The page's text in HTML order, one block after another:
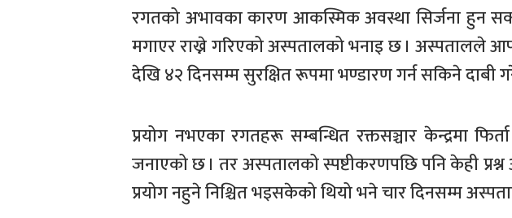
रगतको अभावका कारण आकस्मिक अवस्था सिर्जना हुन
मगाएर राख्ने गरिएको अस्पतालको भनाइ छ । अस्पतालले
देखि ४२ दिनसम्म सुरक्षित रूपमा भण्डारण गर्न सकिने दाबी
प्रयोग नभएका रगतहरू सम्बन्धित रक्तसञ्चार केन्द्रमा
जनाएको छ । तर अस्पतालको स्पष्टीकरणपछि पनि केही
प्रयोग नहुने निश्चित भइसकेको थियो भने चार दिनसम्म